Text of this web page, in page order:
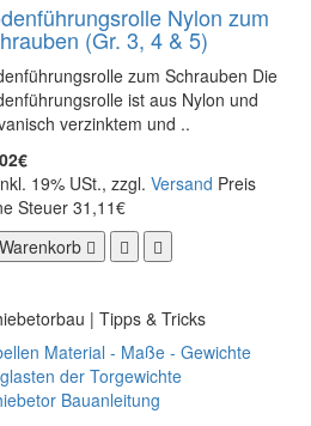
Nylon zum
(Gr. 3, 4 & 5)
zum Schrauben Die
ist aus Nylon und
verzinktem und ..
19% USt., zzgl. Versand Preis
Steuer 31,11€
| Tipps & Tricks
Material - Maße - Gewichte
der Torgewichte
Bauanleitung